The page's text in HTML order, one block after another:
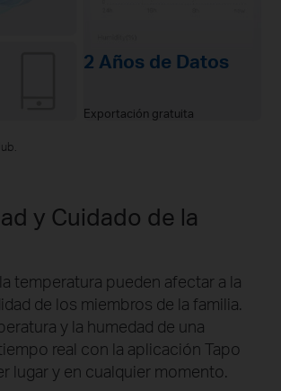
2 Años de Datos
Exportación gratuita
y Cuidado de la
la temperatura pueden afectar a la
de los miembros de la familia.
y la humedad de una
real con la aplicación Tapo
lugar y en cualquier momento.